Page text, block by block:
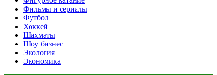
Фильмы и сериалы
Футбол
Хоккей
Шахматы
Шоу-бизнес
Экология
Экономика